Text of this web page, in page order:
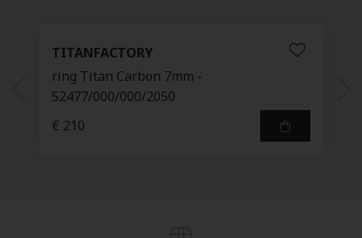
TITANFACTORY
ring Titan Carbon 7mm -
52477/000/000/2050
€ 210